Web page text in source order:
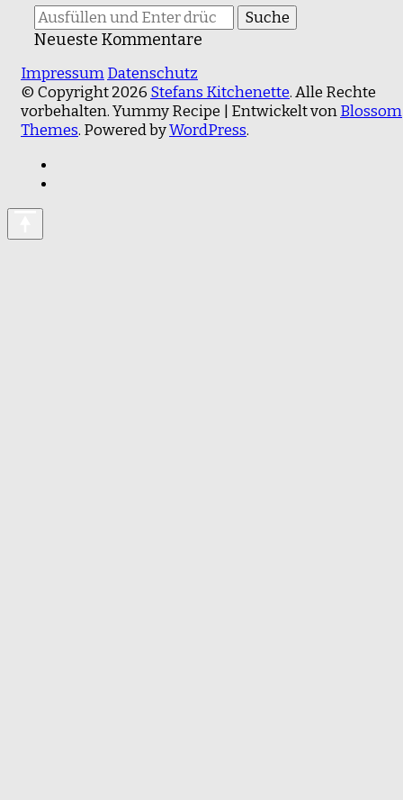
Suchst
du
etwas?
Neueste Kommentare
ImpressumDatenschutz
© Copyright 2026 Stefans Kitchenette. Alle Rechte
vorbehalten.Yummy Recipe | Entwickelt vonBlossom
Themes. Powered byWordPress.